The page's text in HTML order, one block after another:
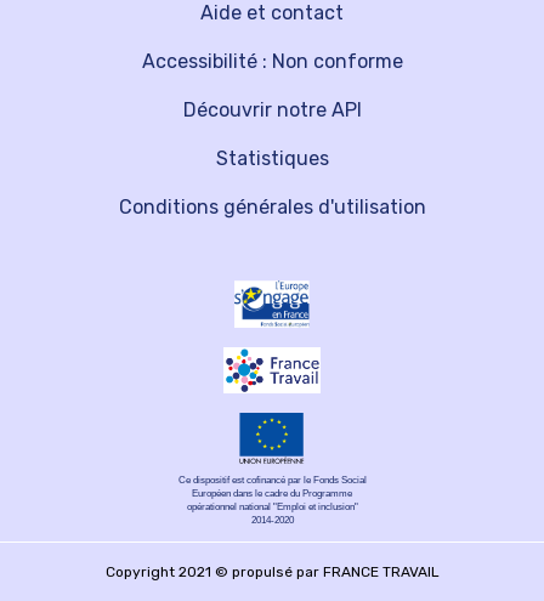
Découvrir notre API
Aide et contact
Statistiques
Accessibilité : Non conforme
Conditions générales d'utilisation
Ce dispositif est cofinancé par le Fonds Social
Européen dans le cadre du Programme
opérationnel national "Emploi et inclusion"
2014-2020
Copyright 2021 © propulsé par FRANCE TRAVAIL